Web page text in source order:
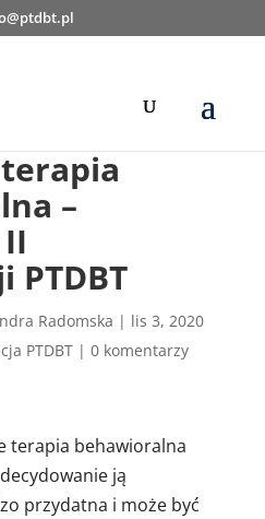
–
PTDBT
Radomska | lis 3, 2020
PTDBT| 0 komentarzy
terapia behawioralna
ją
przydatna i może być